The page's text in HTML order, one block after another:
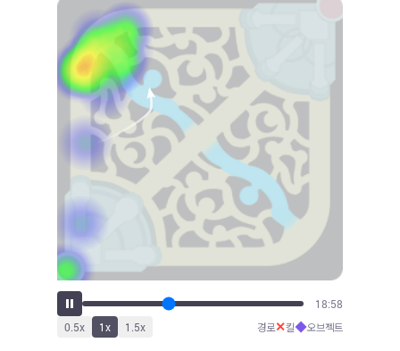
21:00
0.5x 1x 1.5x 경로✕킬◆오브젝트